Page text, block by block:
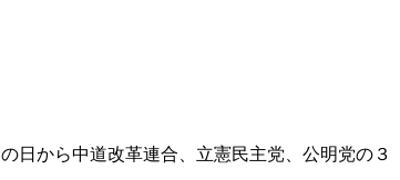
日から中道改革連合、立憲民主党、公明党の３